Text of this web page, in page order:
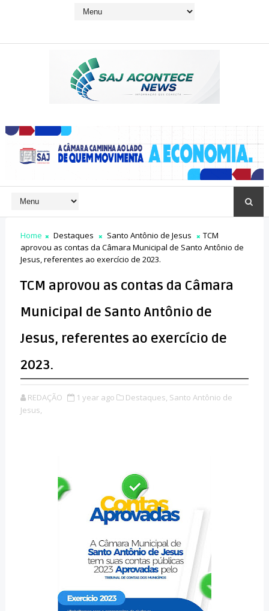
Home Destaques Santo Antônio de Jesus
TCM
aprovou as contas da Câmara Municipal de Santo Antônio de
Jesus, referentes ao exercício de 2023.
TCM aprovou as contas da Câmara
Municipal de Santo Antônio de
Jesus, referentes ao exercício de
2023.
REDAÇÃO 1 year ago Destaques, Santo Antônio de
Jesus,